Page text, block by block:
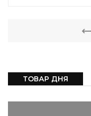
ТОВАР ДНЯ